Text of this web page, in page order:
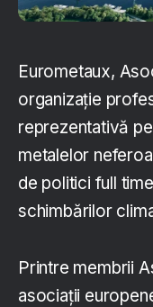
Eurometaux,
organizație
reprezentativă
metalelor
de politici full
schimbărilor
Printre membrii
asociații